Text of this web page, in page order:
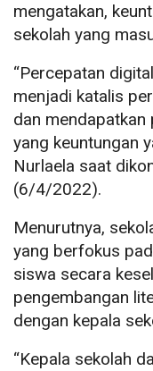
mengatakan,
sekolah yang
“Percepatan
menjadi katalis
dan
yang keuntungan
Nurlaela saat
(6/4/2022).
Menurutnya,
yang berfokus
siswa secara
pengembangan
dengan kepala
“Kepala sekolah